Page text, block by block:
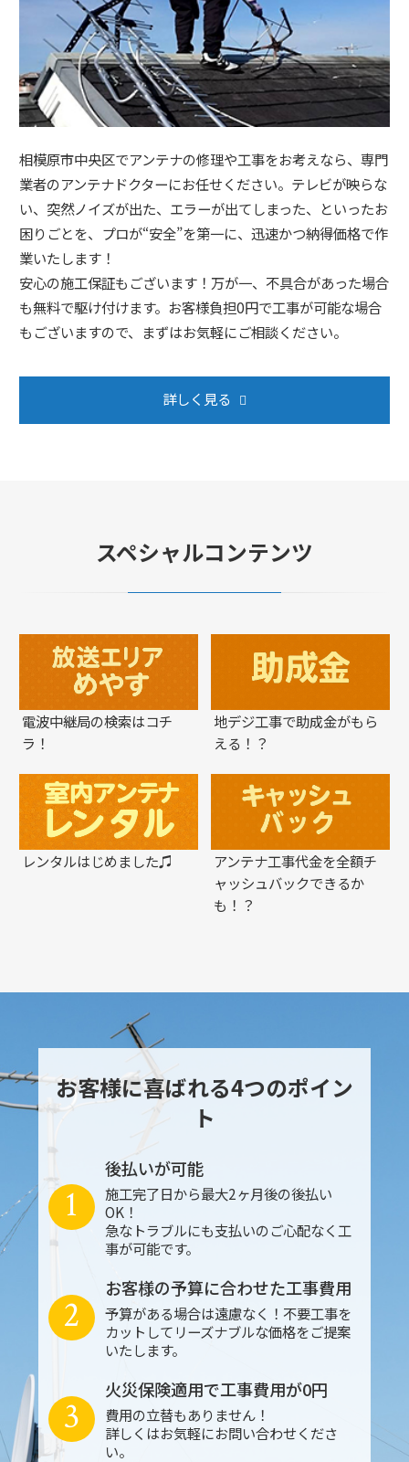
相模原市中央区でアンテナの修理や工事をお考えなら、専門
業者のアンテナドクターにお任せください。テレビが映らな
い、突然ノイズが出た、エラーが出てしまった、といったお
困りごとを、プロが“安全”を第一に、迅速かつ納得価格で作
業いたします！
安心の施工保証もございます！万が一、不具合があった場合
も無料で駆け付けます。お客様負担0円で工事が可能な場合
もございますので、まずはお気軽にご相談ください。
詳しく見る
スペシャルコンテンツ
電波中継局の検索はコチ
ラ！
地デジ工事で助成金がもら
える！？
レンタルはじめました♫
アンテナ工事代金を全額チ
ャッシュバックできるか
も！？
お客様に喜ばれる4つのポイン
ト
後払いが可能
施工完了日から最大2ヶ月後の後払い
OK！
急なトラブルにも支払いのご心配なく工
事が可能です。
1
お客様の予算に合わせた工事費用
予算がある場合は遠慮なく！不要工事を
カットしてリーズナブルな価格をご提案
いたします。
2
火災保険適用で工事費用が0円
費用の立替もありません！
詳しくはお気軽にお問い合わせくださ
い。
3